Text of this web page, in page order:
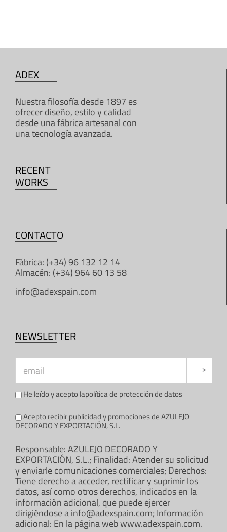
ADEX
Nuestra filosofía desde 1897 es
ofrecer diseño, estilo y calidad
desde una fábrica artesanal con
una tecnología avanzada.
RECENT
WORKS
CONTACTO
Fábrica: (+34) 96 132 12 14
Almacén: (+34) 964 60 13 58
info@adexspain.com
NEWSLETTER
He leído y acepto lapolítica de protección de datos
Acepto recibir publicidad y promociones de AZULEJO
DECORADO Y EXPORTACIÓN, S.L.
Responsable: AZULEJO DECORADO Y
EXPORTACIÓN, S.L.; Finalidad: Atender su solicitud
y enviarle comunicaciones comerciales; Derechos:
Tiene derecho a acceder, rectificar y suprimir los
datos, así como otros derechos, indicados en la
información adicional, que puede ejercer
dirigiéndose a info@adexspain.com; Información
adicional: En la página web www.adexspain.com.